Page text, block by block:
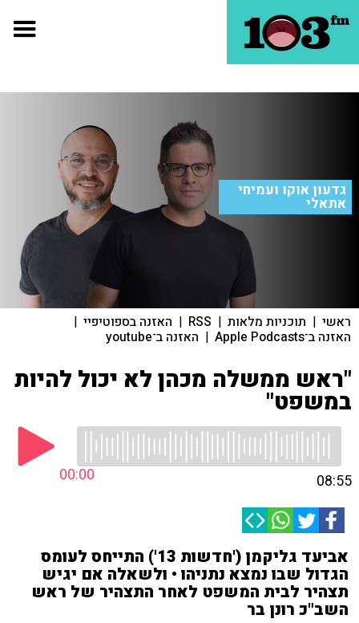
גדעון אוקו ועמיחי
אתאלי
ראשי | תוכניות מלאות |
RSS
| האזנה בספוטיפיי |
האזנה ב־Apple Podcasts | האזנה ב־youtube
"ראש ממשלה מכהן לא יכול להיות
במשפט"
00:00 08:55
אביעד גליקמן ('חדשות 13') התייחס לעומס
הגדול שבו נמצא נתניהו • ולשאלה אם יגיש
תצהיר לבית המשפט לאחר התצהיר של ראש
השב"כ רונן בר